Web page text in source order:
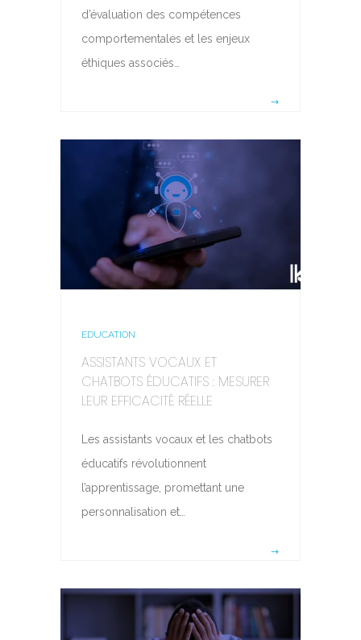
d’évaluation des compétences
comportementales et les enjeux
éthiques associés…
EDUCATION
ASSISTANTS VOCAUX ET
CHATBOTS ÉDUCATIFS : MESURER
LEUR EFFICACITÉ RÉELLE
Les assistants vocaux et les chatbots
éducatifs révolutionnent
l’apprentissage, promettant une
personnalisation et…